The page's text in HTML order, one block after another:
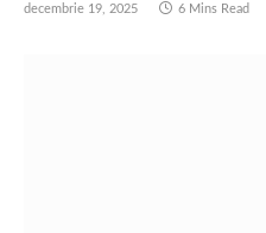
decembrie 19, 2025 6 Mins Read